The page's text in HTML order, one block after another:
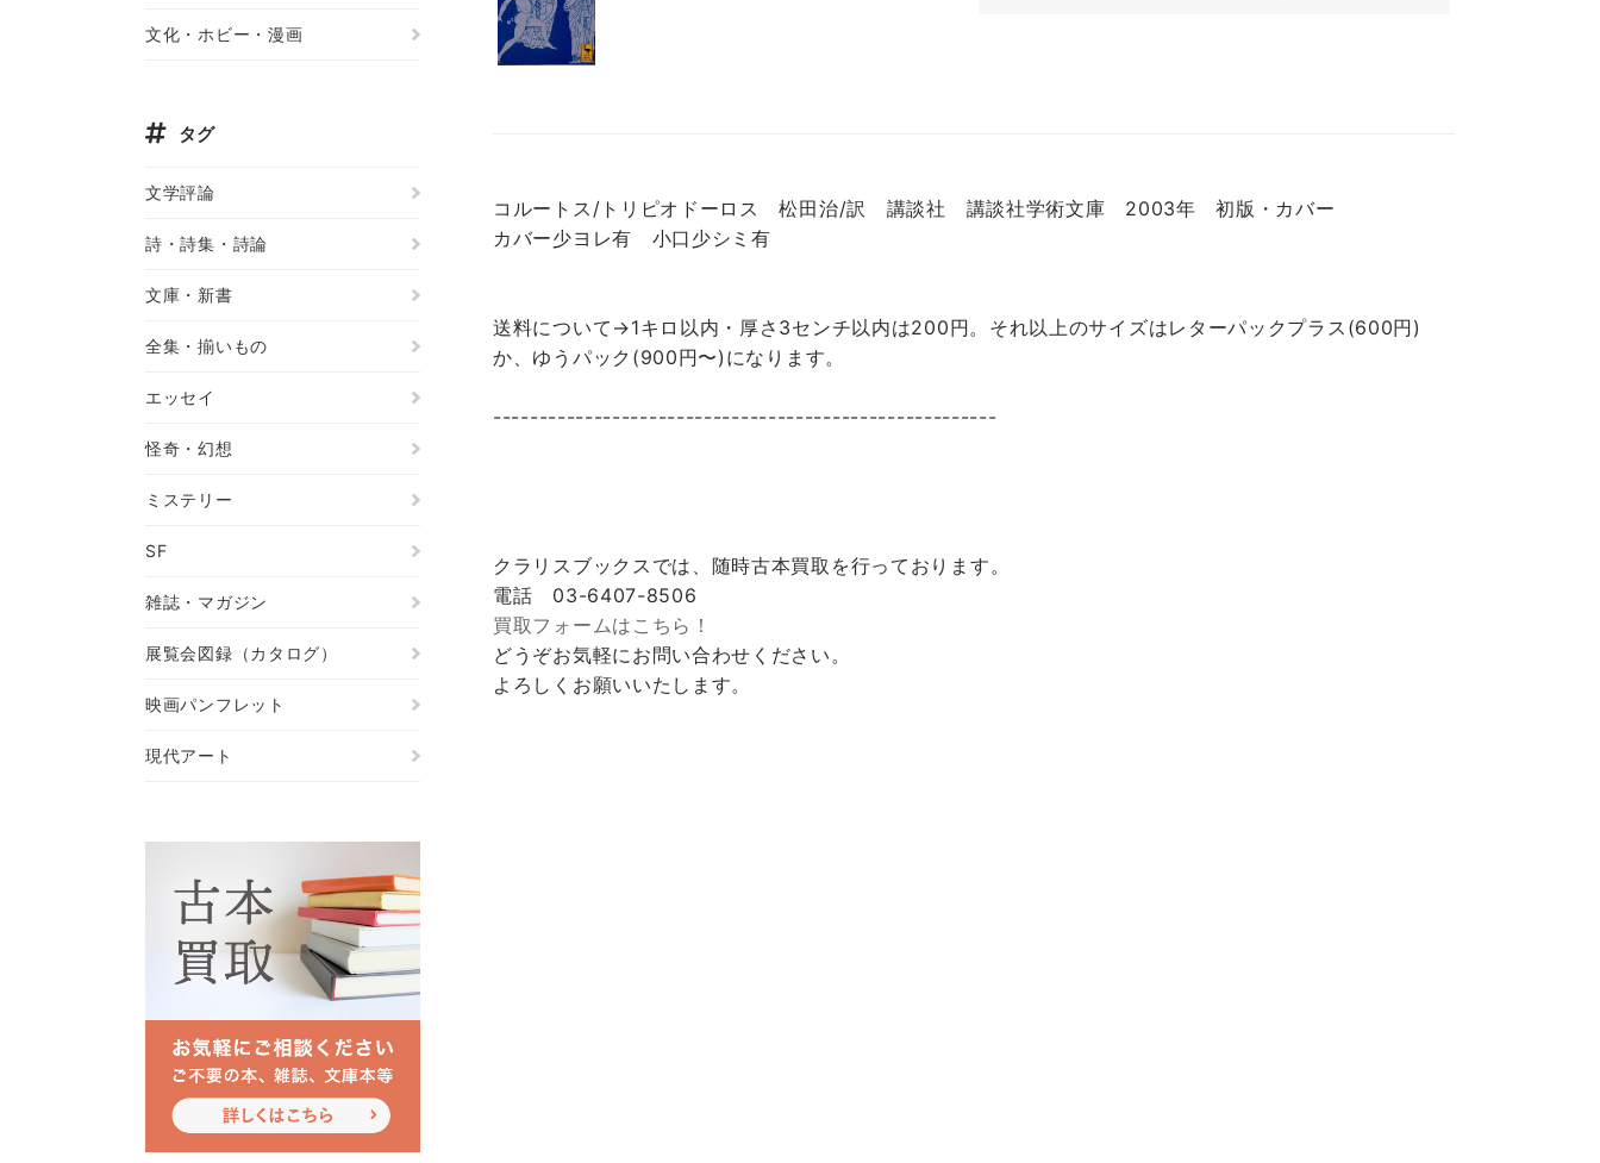
コルートス/トリピオドーロス 松田治/訳 講談社 講談社学術文庫 2003年 初版・カバー
カバー少ヨレ有 小口少シミ有
送料について→1キロ以内・厚さ3センチ以内は200円。それ以上のサイズはレターパックプラス(600円)
か、ゆうパック(900円〜)になります。
-------------------------------------------------------
クラリスブックスでは、随時古本買取を行っております。
電話 03-6407-8506
買取フォームはこちら！
どうぞお気軽にお問い合わせください。
よろしくお願いいたします。
文化・ホビー・漫画
タグ
文学評論
詩・詩集・詩論
文庫・新書
全集・揃いもの
エッセイ
怪奇・幻想
ミステリー
SF
雑誌・マガジン
展覧会図録（カタログ）
映画パンフレット
現代アート